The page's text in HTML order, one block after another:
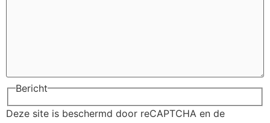
Bericht
Deze site is beschermd door reCAPTCHA en de